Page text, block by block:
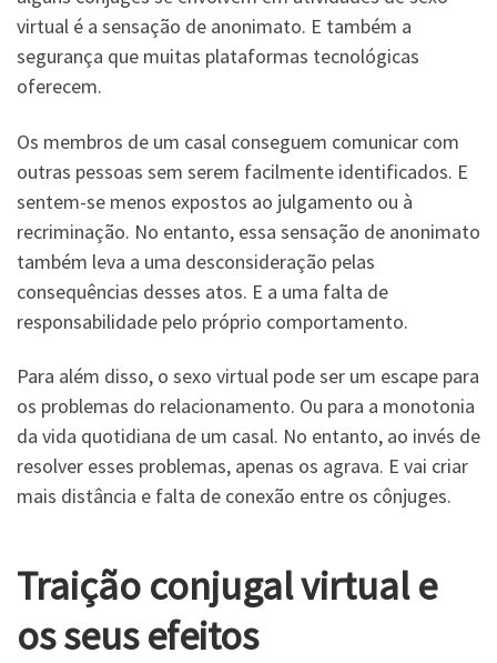
virtual é a sensação de anonimato. E também a
segurança que muitas plataformas tecnológicas
oferecem.
Os membros de um casal conseguem comunicar com
outras pessoas sem serem facilmente identificados. E
sentem-se menos expostos ao julgamento ou à
recriminação. No entanto, essa sensação de anonimato
também leva a uma desconsideração pelas
consequências desses atos. E a uma falta de
responsabilidade pelo próprio comportamento.
Para além disso, o sexo virtual pode ser um escape para
os problemas do relacionamento. Ou para a monotonia
da vida quotidiana de um casal. No entanto, ao invés de
resolver esses problemas, apenas os agrava. E vai criar
mais distância e falta de conexão entre os cônjuges.
Traição conjugal virtuale
os seusefeitos